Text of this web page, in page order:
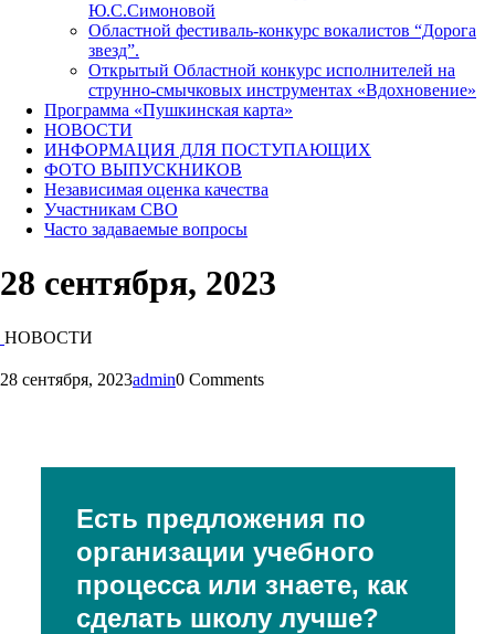
Ю.С.Симоновой
Областной фестиваль-конкурс вокалистов “Дорога
звезд”.
Открытый Областной конкурс исполнителей на
струнно-смычковых инструментах «Вдохновение»
Программа «Пушкинская карта»
НОВОСТИ
ИНФОРМАЦИЯ ДЛЯ ПОСТУПАЮЩИХ
ФОТО ВЫПУСКНИКОВ
Независимая оценка качества
Участникам СВО
Часто задаваемые вопросы
28 сентября, 2023
НОВОСТИ
28 сентября, 2023admin0 Comments
Есть предложения по
организации учебного
процесса или знаете, как
сделать школу лучше?